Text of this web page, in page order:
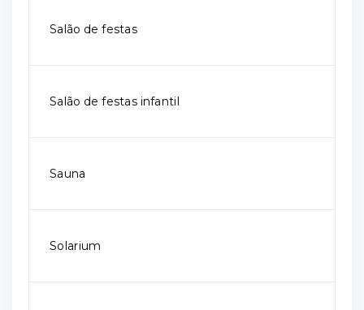
Salão de festas
Salão de festas infantil
Sauna
Solarium